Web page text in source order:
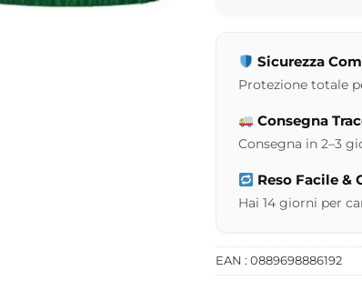
Sicurezza
Protezione totale
Consegna
Consegna in 2–3
Reso Facile &
Hai 14 giorni per
EAN : 0889698886192